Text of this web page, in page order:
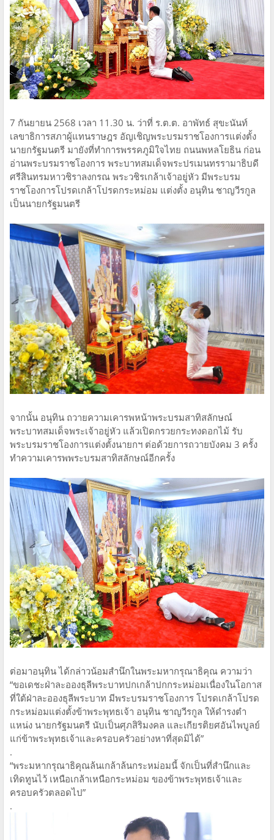
7 กันยายน 2568 เวลา 11.30 น. ว่าที่ ร.ต.ต. อาพัทธ์ สุขะนันท์
เลขาธิการสภาผู้แทนราษฎร อัญเชิญพระบรมราชโองการแต่งตั้ง
นายกรัฐมนตรี มายังที่ทำการพรรคภูมิใจไทย ถนนพหลโยธิน ก่อน
อ่านพระบรมราชโองการ พระบาทสมเด็จพระปรเมนทรรามาธิบดี
ศรีสินทรมหาวชิราลงกรณ พระวชิรเกล้าเจ้าอยู่หัว มีพระบรม
ราชโองการโปรดเกล้าโปรดกระหม่อม แต่งตั้ง อนุทิน ชาญวีรกูล
เป็นนายกรัฐมนตรี
จากนั้น อนุทิน ถวายความเคารพหน้าพระบรมสาทิสลักษณ์
พระบาทสมเด็จพระเจ้าอยู่หัว แล้วเปิดกรวยกระทงดอกไม้ รับ
พระบรมราชโองการแต่งตั้งนายกฯ ต่อด้วยการถวายบังคม 3 ครั้ง
ทำความเคารพพระบรมสาทิสลักษณ์อีกครั้ง
ต่อมาอนุทิน ได้กล่าวน้อมสำนึกในพระมหากรุณาธิคุณ ความว่า
“ขอเดชะฝ่าละอองธุลีพระบาทปกเกล้าปกกระหม่อมเนื่องในโอกาส
ที่ใต้ฝ่าละอองธุลีพระบาท มีพระบรมราชโองการ โปรดเกล้าโปรด
กระหม่อมแต่งตั้งข้าพระพุทธเจ้า อนุทิน ชาญวีรกูล ให้ดํารงตํา
แหน่ง นายกรัฐมนตรี นับเป็นศุภสิริมงคล และเกียรติยศอันไพบูลย์
แก่ข้าพระพุทธเจ้าและครอบครัวอย่างหาที่สุดมิได้”
.
“พระมหากรุณาธิคุณล้นเกล้าล้นกระหม่อมนี้ จักเป็นที่สํานึกและ
เทิดทูนไว้ เหนือเกล้าเหนือกระหม่อม ของข้าพระพุทธเจ้าและ
ครอบครัวตลอดไป”
.